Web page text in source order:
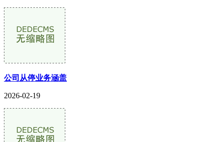
公司从停业务涵盖
2026-02-19